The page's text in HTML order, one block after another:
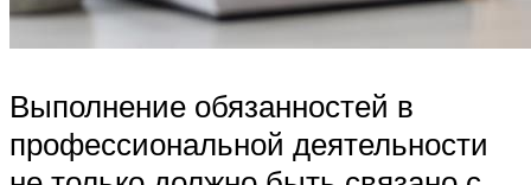
Выполнение обязанностей в
профессиональной деятельности